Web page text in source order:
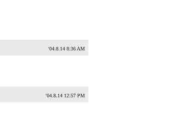
'04.8.14 8:36 AM
'04.8.14 12:57 PM